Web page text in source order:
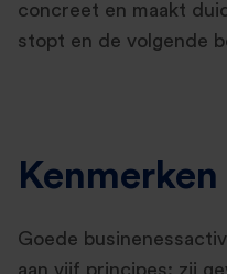
concreet en maakt
stopt en de volgende
Kenmerken
Goede
aan vijf principes: zij